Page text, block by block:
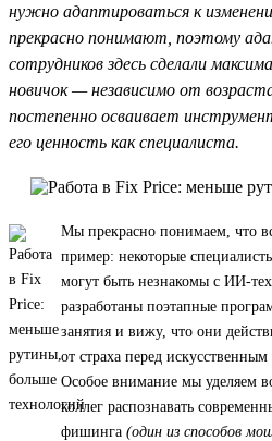
нужно адаптироваться к
прекрасно понимают, поэтому
сотрудников здесь сделали
новичок — независимо от
постепенно осваивает
его ценность как специалиста.
Мы прекрасно понимаем, что
пример: некоторые
могут быть незнакомы с ИИ-
разработаны поэтапные
занятия и вижу, что они
от страха перед искусственным
Особое внимание мы уделяем
коллег распознавать
фишинга (один из способов